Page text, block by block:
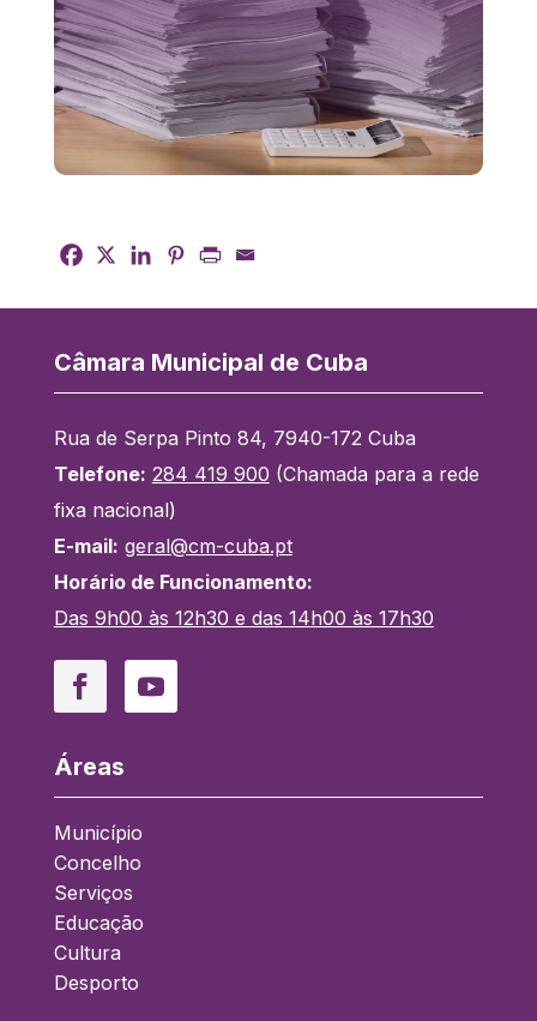
Câmara Municipal de Cuba
Rua de Serpa Pinto 84, 7940-172 Cuba
Telefone: 284 419 900 (Chamada para a rede
fixa nacional)
E-mail: geral@cm-cuba.pt
Horário de Funcionamento:
Das 9h00 às 12h30 e das 14h00 às 17h30
Áreas
Município
Concelho
Serviços
Educação
Cultura
Desporto